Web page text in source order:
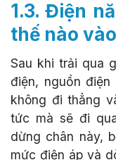
1.3. Điện
thế nào
Sau khi trải qua
điện, nguồn
không đi thẳng
tức mà sẽ đi
dừng chân này,
mức điện áp và